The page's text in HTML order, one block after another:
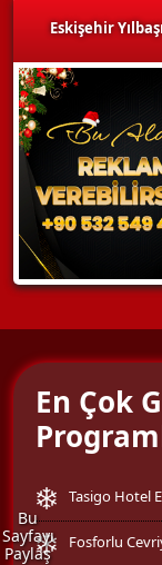
Eskişehir
Bu
Sayfayı
Paylaş
En Çok
Tasigo Hotel
Fosforlu